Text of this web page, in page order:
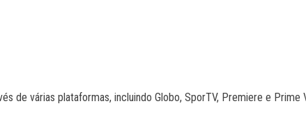
de várias plataformas, incluindo Globo, SporTV, Premiere e Prime